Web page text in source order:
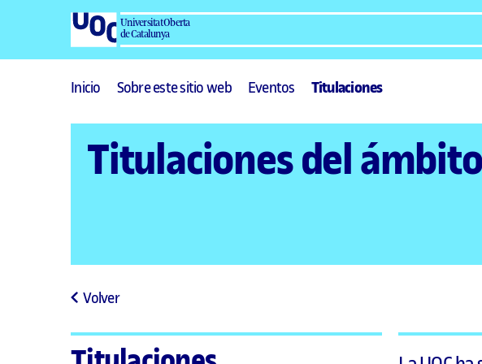
Universitat Oberta
de Catalunya
Inicio Sobre este sitio web Eventos Titulaciones
Titulaciones del
Volver